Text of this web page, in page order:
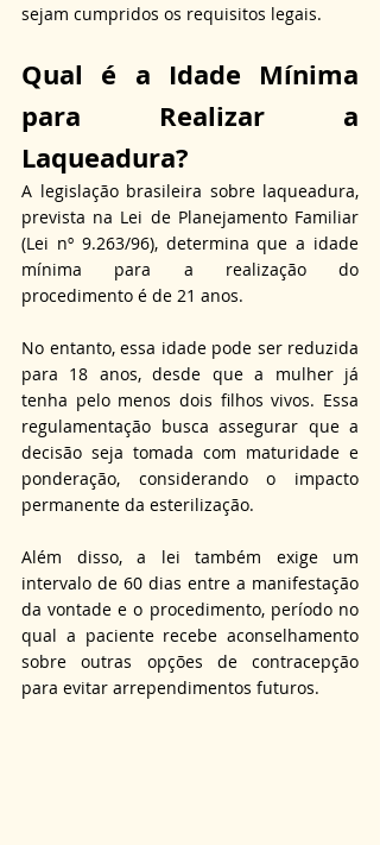
sejam cumpridos os requisitos legais.
Qual é a Idade Mínima
para Realizar a
Laqueadura?
A legislação brasileira sobre laqueadura,
prevista na Lei de Planejamento Familiar
(Lei nº 9.263/96), determina que a idade
mínima para a realização do
procedimento é de 21 anos.
No entanto, essa idade pode ser reduzida
para 18 anos, desde que a mulher já
tenha pelo menos dois filhos vivos. Essa
regulamentação busca assegurar que a
decisão seja tomada com maturidade e
ponderação, considerando o impacto
permanente da esterilização.
Além disso, a lei também exige um
intervalo de 60 dias entre a manifestação
da vontade e o procedimento, período no
qual a paciente recebe aconselhamento
sobre outras opções de contracepção
para evitar arrependimentos futuros.